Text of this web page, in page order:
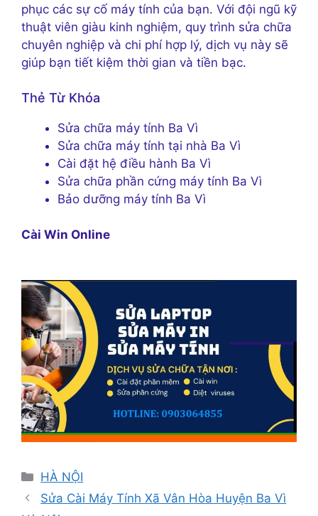
phục các sự cố máy tính của bạn. Với đội ngũ kỹ
thuật viên giàu kinh nghiệm, quy trình sửa chữa
chuyên nghiệp và chi phí hợp lý, dịch vụ này sẽ
giúp bạn tiết kiệm thời gian và tiền bạc.
Thẻ Từ Khóa
Sửa chữa máy tính Ba Vì
Sửa chữa máy tính tại nhà Ba Vì
Cài đặt hệ điều hành Ba Vì
Sửa chữa phần cứng máy tính Ba Vì
Bảo dưỡng máy tính Ba Vì
Cài Win Online
Danh
mục
HÀ NỘI
Sửa Cài Máy Tính Xã Vân Hòa Huyện Ba Vì